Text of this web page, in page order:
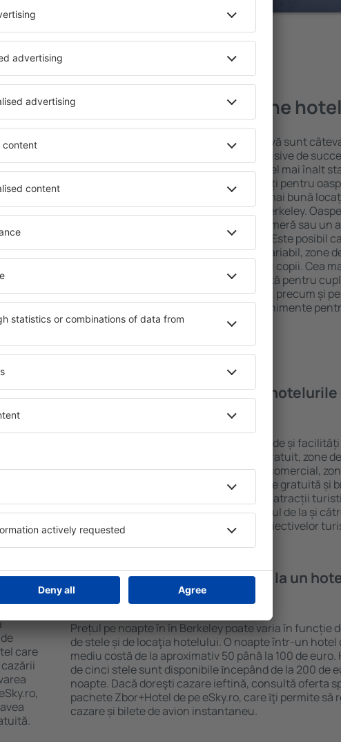
încât
şi
și
de
Berkeley – cele mai bune
O varietate de servicii și o locație atractivă sunt
elementele cheie ale unui hotel All-Inclusive de
bune hoteluri din Berkeley garantează cel mai înalt
pentru servicii și o gamă largă de facilități pentru
cazare cu standarde ridicate oferă cea mai bună
apropiere de principalele distracţii din Berkeley.
folosi parcarea gratuită și pot alege o cameră sau un
care să corespundă perfect nevoilor lor. Este posibil
cu standarde ȋnalte să ofere un meniu variabil, zone
precum spa și fitness, și activități pentru copii. Cea
cazare în Berkeley este o alegere perfectă pentru
și persoane aflate în călătorie de afaceri, precum și
companii care doresc să organizeze evenimente
lor.
de
veți
Ce fel de facilităţi voi găsi ȋn hotelurile
Hotelurile în Berkeley au diferite standarde și
oaspeți. Cele mai frecvente sunt Wi-Fi gratuit, zone
cu SPA, mini bar/seif în cameră, centru comercial,
masa, zonă de joacă pentru copii, parcare gratuită și
informative despre cele mai interesante atracții
zonă. Unele proprietăți includ și transferul de la și
Uneori, acestea încurajează vizitarea obiectivelor
în Berkeley.
să
care
Cât costă o noapte de cazare la un
Berkeley?
Prețul pe noapte în în Berkeley poate varia în funcție
de stele și de locaţia hotelului. O noapte într-un hotel
mediu costă de la aproximativ 50 până la 100 de
de cinci stele sunt disponibile ȋncepând de la 200 de
noapte. Dacă doreşti cazare ieftină, consultă oferta
pachete Zbor+Hotel de pe eSky.ro, care ȋţi permite să
cazare și bilete de avion instantaneu.